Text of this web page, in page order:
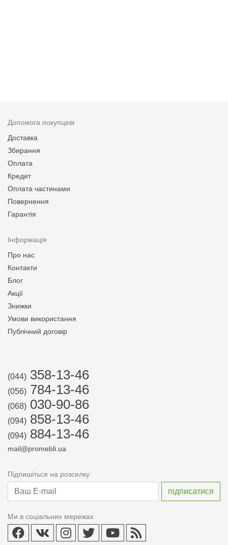
Допомога покупцеві
Доставка
Збирання
Оплата
Кредит
Оплата частинами
Повернення
Гарантія
Інформація
Про нас
Контакти
Блог
Акції
Знижки
Умови використання
Публічний договір
(044) 358-13-46
(056) 784-13-46
(068) 030-90-86
(094) 858-13-46
(094) 884-13-46
mail@promebli.ua
Підпишіться на розсилку
Ми в соціальних мережах